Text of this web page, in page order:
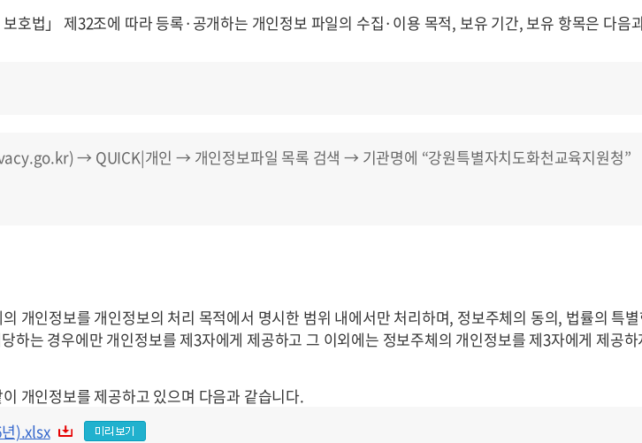
보호법」 제32조에 따라 등록·공개하는 개인정보 파일의 수집·이용 목적, 보유 기간, 보유 항목은 다음
→ QUICK|개인 → 개인정보파일 목록 검색 → 기관명에 “강원특별자치도화천교육지원청”
개인정보를 개인정보의 처리 목적에서 명시한 범위 내에서만 처리하며, 정보주체의 동의, 법률의 특
하는 경우에만 개인정보를 제3자에게 제공하고 그 이외에는 정보주체의 개인정보를 제3자에게 제공하
개인정보를 제공하고 있으며 다음과 같습니다.
).xlsx
개인정보의